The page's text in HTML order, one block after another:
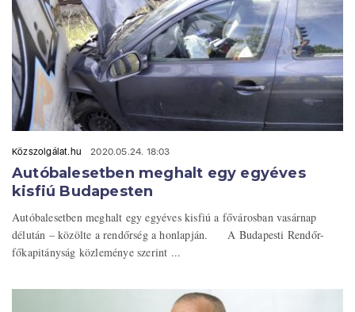
Közszolgálat.hu 2020.05.24. 18:03
Autóbalesetben meghalt egy egyéves
kisfiú Budapesten
Autóbalesetben meghalt egy egyéves kisfiú a fővárosban vasárnap
délután – közölte a rendőrség a honlapján. A Budapesti Rendőr-
főkapitányság közleménye szerint ...